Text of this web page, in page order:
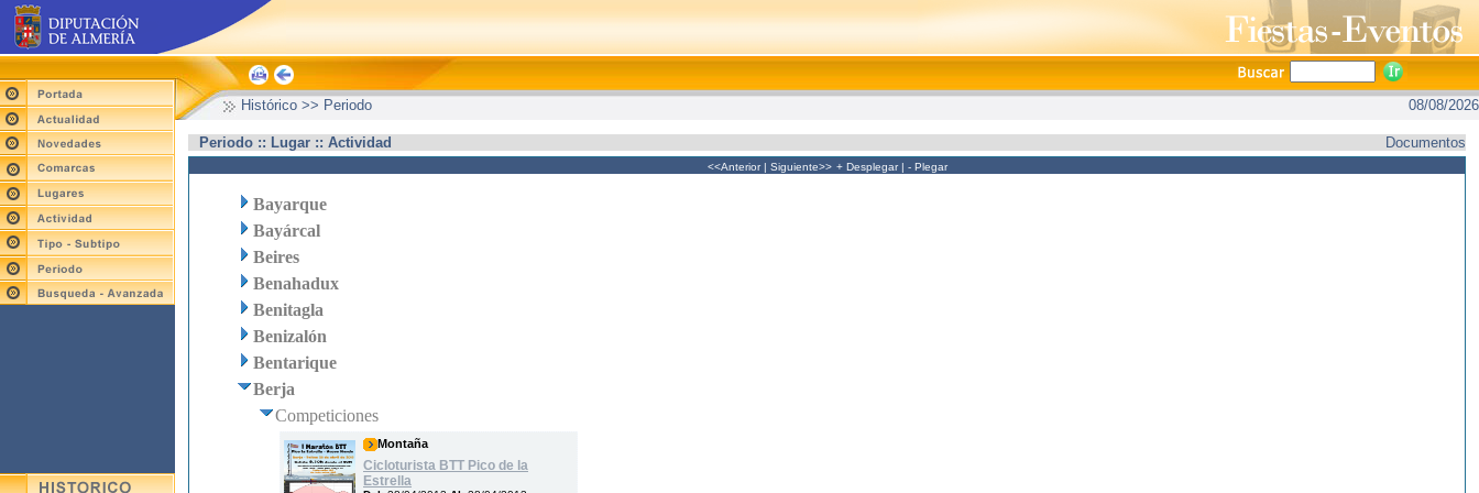
Histórico >> Periodo 08/08/2026
Periodo :: Lugar :: Actividad Documentos
<<Anterior| Siguiente>> + Desplegar| - Plegar
Bayarque
Bayárcal
Beires
Benahadux
Benitagla
Benizalón
Bentarique
Berja
Competiciones
Montaña
Cicloturista BTT Pico de la
Estrella